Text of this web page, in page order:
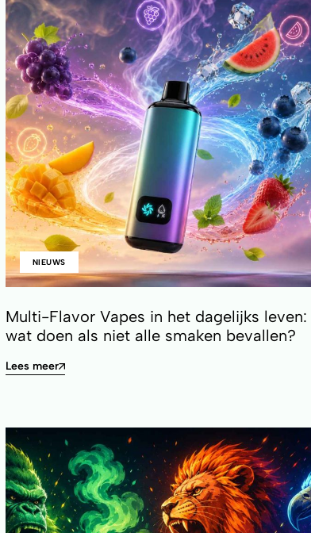
NIEUWS
Multi-Flavor Vapes in het dagelijks leven:
wat doen als niet alle smaken bevallen?
Lees meer